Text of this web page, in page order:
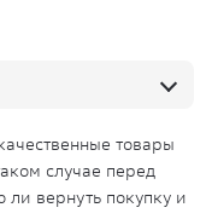
товары
случае перед
ли вернуть покупку и